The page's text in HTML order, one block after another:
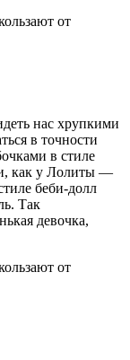
нас хрупкими
в точности
в стиле
как у Лолиты —
беби-долл
Так
девочка,